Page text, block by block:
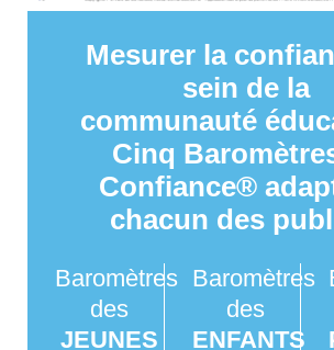
Mesurer la
sein de la
communauté
Cinq
Confiance®
chacun des
Baromètres
des
JEUNES
Baromètres
des
ENFANTS